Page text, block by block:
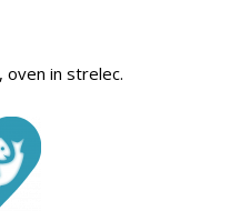
oven in strelec.